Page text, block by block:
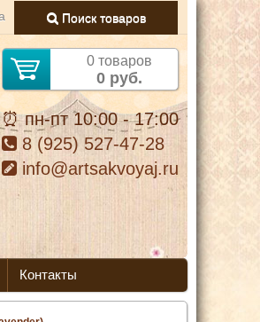
Поиск товаров
0 товаров
0 руб.
⏰ пн-пт 10:00 - 17:00
8 (925) 527-47-28
info@artsakvoyaj.ru
Контакты